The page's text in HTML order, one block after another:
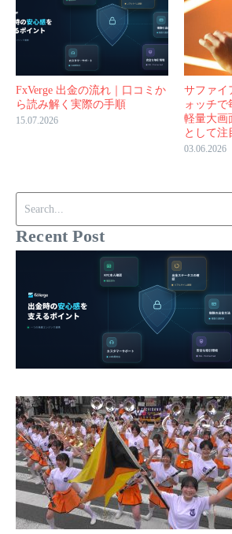
FxVerge 出金の流れ｜口コミか
ら読み解く実際の手順
15.07.2026
サファイ
ォッチで
軽量大画
として注
03.06.2026
Recent Post